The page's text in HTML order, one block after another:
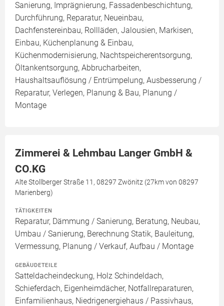
Sanierung, Imprägnierung, Fassadenbeschichtung,
Durchführung, Reparatur, Neueinbau,
Dachfenstereinbau, Rollläden, Jalousien, Markisen,
Einbau, Küchenplanung & Einbau,
Küchenmodernisierung, Nachtspeicherentsorgung,
Öltankentsorgung, Abbrucharbeiten,
Haushaltsauflösung / Entrümpelung, Ausbesserung /
Reparatur, Verlegen, Planung & Bau, Planung /
Montage
Zimmerei & Lehmbau Langer GmbH &
CO.KG
Alte Stollberger Straße 11, 08297 Zwönitz (27km von 08297
Marienberg)
TÄTIGKEITEN
Reparatur, Dämmung / Sanierung, Beratung, Neubau,
Umbau / Sanierung, Berechnung Statik, Bauleitung,
Vermessung, Planung / Verkauf, Aufbau / Montage
GEBÄUDETEILE
Satteldacheindeckung, Holz Schindeldach,
Schieferdach, Eigenheimdächer, Notfallreparaturen,
Einfamilienhaus, Niedrigenergiehaus / Passivhaus,